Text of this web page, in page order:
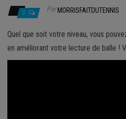
0 ParMORRISFAITDUTENNIS
Quel que soit votre niveau, vous
en améliorant votre lecture de balle !